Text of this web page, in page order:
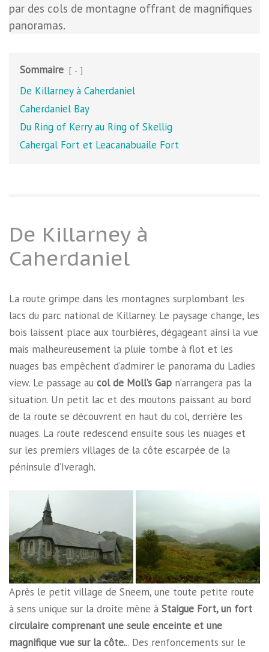
par des cols de montagne offrant de magnifiques
panoramas.
Sommaire -
De Killarney à Caherdaniel
Caherdaniel Bay
Du Ring of Kerry au Ring of Skellig
Cahergal Fort et Leacanabuaile Fort
De Killarney à
Caherdaniel
La route grimpe dans les montagnes surplombant les
lacs du parc national de Killarney. Le paysage change, les
bois laissent place aux tourbières, dégageant ainsi la vue
mais malheureusement la pluie tombe à flot et les
nuages bas empêchent d’admirer le panorama du Ladies
view. Le passage au col de Moll’s Gap n’arrangera pas la
situation. Un petit lac et des moutons paissant au bord
de la route se découvrent en haut du col, derrière les
nuages. La route redescend ensuite sous les nuages et
sur les premiers villages de la côte escarpée de la
péninsule d’Iveragh.
Après le petit village de Sneem, une toute petite route
à sens unique sur la droite mène à Staigue Fort, un fort
circulaire comprenant une seule enceinte et une
magnifique vue sur la côte... Des renfoncements sur le